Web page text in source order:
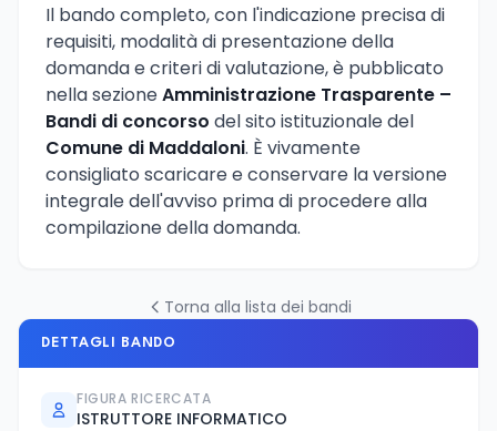
Il bando completo, con l'indicazione precisa di
requisiti, modalità di presentazione della
domanda e criteri di valutazione, è pubblicato
nella sezioneAmministrazione Trasparente –
Bandi di concorso del sito istituzionale del
Comune di Maddaloni. È vivamente
consigliato scaricare e conservare la versione
integrale dell'avviso prima di procedere alla
compilazione della domanda.
Torna alla lista dei bandi
DETTAGLI BANDO
FIGURA RICERCATA
ISTRUTTORE INFORMATICO